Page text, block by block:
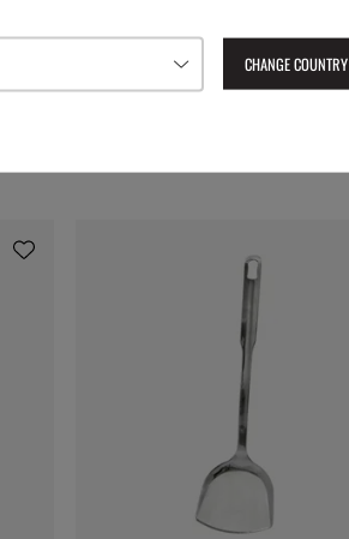
CHANGE COUNTRY